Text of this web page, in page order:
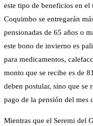
este tipo de beneficios en
Coquimbo se entregarán
pensionadas de 65 años o
este bono de invierno es
para medicamentos,
monto que se recibe es de
deben postular, sino que se
pago de la pensión del mes
Mientras que el Seremi del